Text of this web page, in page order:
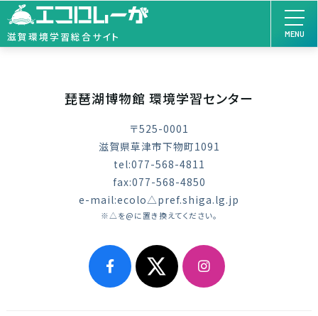
滋賀環境学習総合サイト MENU
琵琶湖博物館 環境学習センター
〒525-0001
滋賀県草津市下物町1091
tel:077-568-4811
fax:077-568-4850
e-mail:ecolo△pref.shiga.lg.jp
※△を@に置き換えてください。